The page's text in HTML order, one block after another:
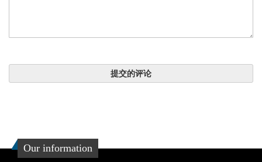
提交的评论
Our information